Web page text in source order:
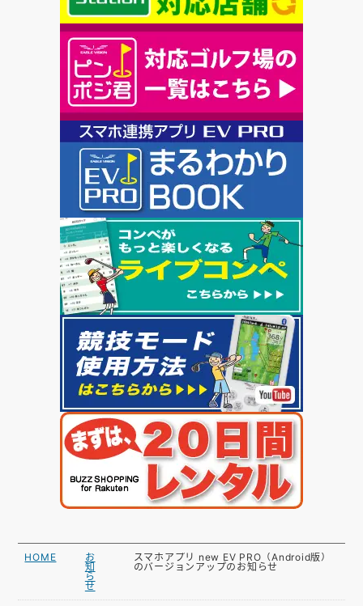
HOME
お
知
ら
せ
スマホアプリ new EV PRO（Android版）
のバージョンアップのお知らせ